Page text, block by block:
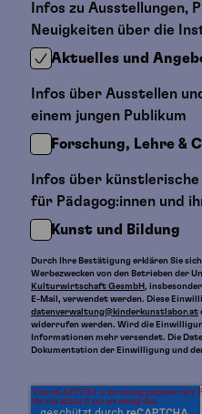
Infos zu Ausstellungen,
Neuigkeiten über die
Aktuelles und
Infos über Ausstellen
einem jungen Publikum
Forschung, Lehre &
Infos über
für Pädagog:innen und
Kunst und Bildung
Durch Ihre Bestätigung erklären Sie
Werbezwecken von den Betrieben der
Kulturwirtschaft GesmbH,
E-Mail, verwendet werden. Diese
datenverwaltung@kinderkunstlabor.at
widerrufen werden. Wird die
Informationen mehr versendet. Die
Dokumentation der Einwilligung und